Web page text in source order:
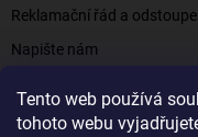
Tento web používá
tohoto webu
Reklamační řád a
Napište nám